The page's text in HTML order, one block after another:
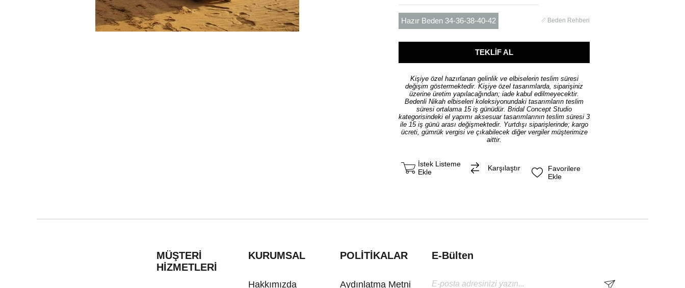
Beden Rehberi
Hazır Beden 34-36-38-40-42
Kişiye özel hazırlanan gelinlik ve elbiselerin teslim süresi
değişim göstermektedir. Kişiye özel tasarımlarda, siparişiniz
üzerine üretim yapılacağından; iade kabul edilmeyecektir.
Bedenli Nikah elbiseleri koleksiyonundaki tasarımların teslim
süresi ortalama 15 iş günüdür. Bridal Concept Studio
kategorisindeki el yapımı aksesuar tasarımlarının teslim süresi 3
ile 15 iş günü arası değişmektedir. Yurtdışı siparişlerinde; kargo
ücreti, gümrük vergisi ve çıkabilecek diğer vergiler müşterimize
aittir.
Favorilere
Ekle
İstek Listeme
Ekle
Karşılaştır
MÜŞTERİ
HİZMETLERİ
KURUMSAL
Hakkımızda
POLİTİKALAR
Aydınlatma Metni
E-Bülten